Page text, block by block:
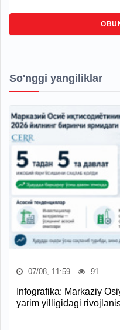
So'nggi yangiliklar
07/08, 11:59 91
Infografika: Markaziy
yarim yilligidagi